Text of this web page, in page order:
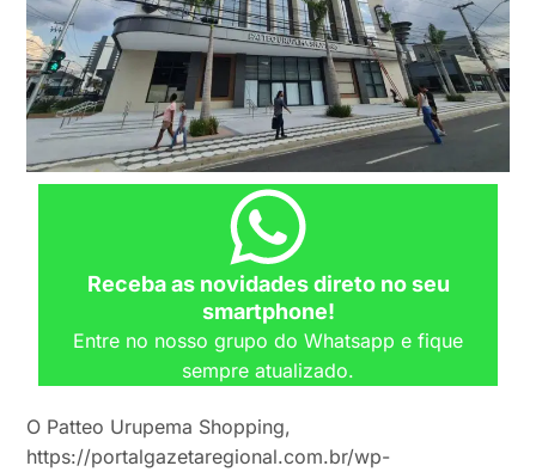
Receba as novidades direto no seu
smartphone!
Entre no nosso grupo do Whatsapp e fique
sempre atualizado.
O Patteo Urupema Shopping,
https://portalgazetaregional.com.br/wp-